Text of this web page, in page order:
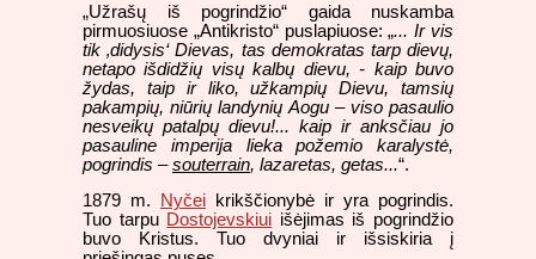
„Užrašų iš pogrindžio“ gaida nuskamba
pirmuosiuose „Antikristo“ puslapiuose: „... Ir vis
tik ‚didysis‘ Dievas, tas demokratas tarp dievų,
netapo išdidžių visų kalbų dievu, - kaip buvo
žydas, taip ir liko, užkampių Dievu, tamsių
pakampių, niūrių landynių Aogu – viso pasaulio
nesveikų patalpų dievu!... kaip ir anksčiau jo
pasauline imperija lieka požemio karalystė,
pogrindis –souterrain, lazaretas, getas...“.
1879 m.
Nyčei krikščionybė ir yra pogrindis.
Tuo tarpu Dostojevskiui išėjimas iš pogrindžio
buvo Kristus. Tuo dvyniai ir išsiskiria į